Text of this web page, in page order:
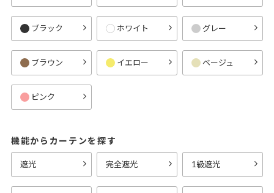
ブラック ホワイト グレー
ブラウン イエロー ベージュ
ピンク
機能からカーテンを探す
遮光 完全遮光 1級遮光